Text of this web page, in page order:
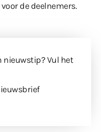
de deelnemers.
nieuwstip? Vul het